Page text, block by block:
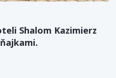
Shalom Kazimierz